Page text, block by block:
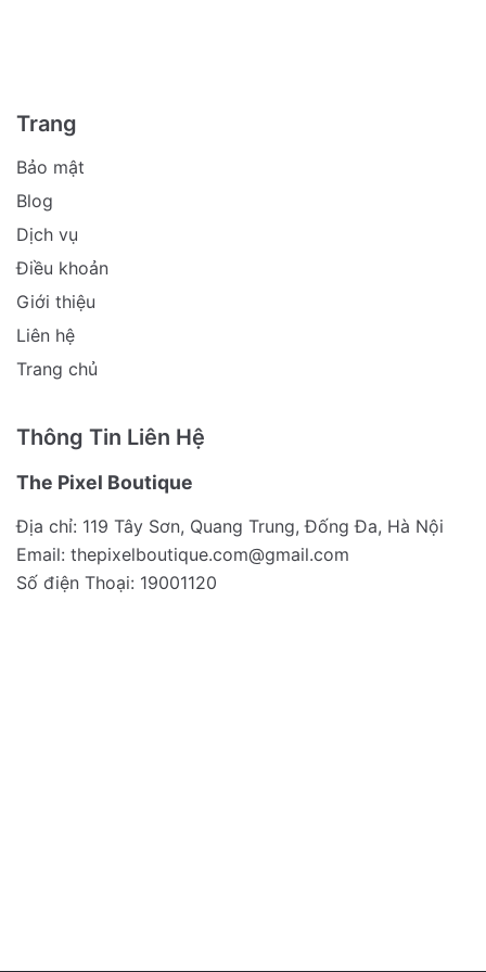
Trang
Bảo mật
Blog
Dịch vụ
Điều khoản
Giới thiệu
Liên hệ
Trang chủ
Thông Tin Liên Hệ
The Pixel Boutique
Địa chỉ: 119 Tây Sơn, Quang Trung, Đống Đa, Hà Nội
Email: thepixelboutique.com@gmail.com
Số điện Thoại: 19001120